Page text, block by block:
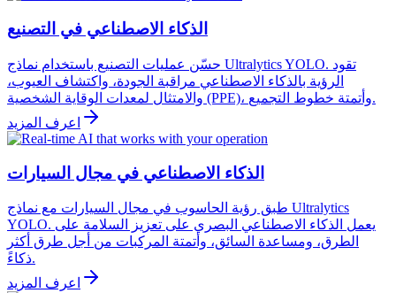
الذكاء الاصطناعي في التصنيع
حسّن عمليات التصنيع باستخدام نماذج Ultralytics YOLO. تقود
الرؤية بالذكاء الاصطناعي مراقبة الجودة، واكتشاف العيوب،
والامتثال لمعدات الوقاية الشخصية (PPE)، وأتمتة خطوط التجميع.
اعرف المزيد
الذكاء الاصطناعي في مجال السيارات
طبق رؤية الحاسوب في مجال السيارات مع نماذج Ultralytics
YOLO. يعمل الذكاء الاصطناعي البصري على تعزيز السلامة على
الطرق، ومساعدة السائق، وأتمتة المركبات من أجل طرق أكثر
ذكاءً.
اعرف المزيد